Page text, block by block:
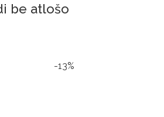
be atlošo
-13%